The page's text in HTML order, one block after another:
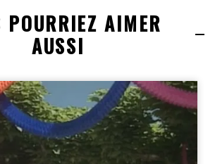
POURRIEZ AIMER
AUSSI